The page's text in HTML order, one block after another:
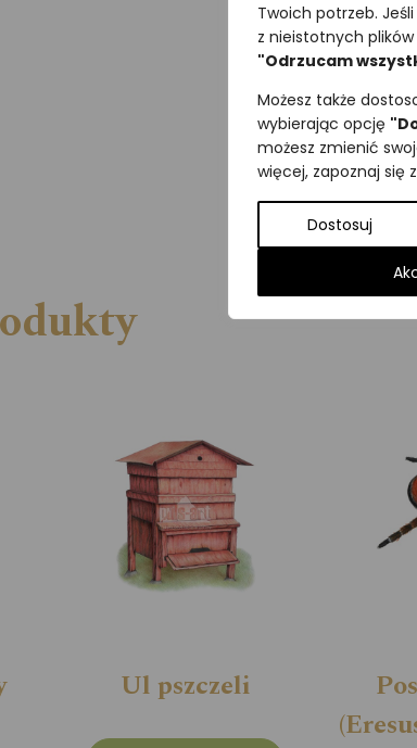
Twoich potrzeb.
z nieistotnych
"Odrzucam
Możesz także
wybierając opcję
możesz zmienić
więcej, zapoznaj się
Dostosuj
Najniższa
SKU:Brak
Ul pszczeli